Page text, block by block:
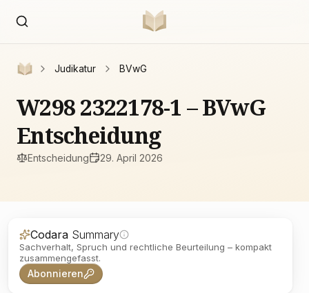
Judikatur BVwG
W298 2322178-1 – BVwG
Entscheidung
Entscheidung 29. April 2026
Codara Summary
Sachverhalt, Spruch und rechtliche Beurteilung – kompakt
zusammengefasst.
Abonnieren